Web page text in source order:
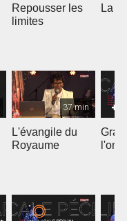
Repousser les
limites
La
37 min
L'évangile du
Royaume